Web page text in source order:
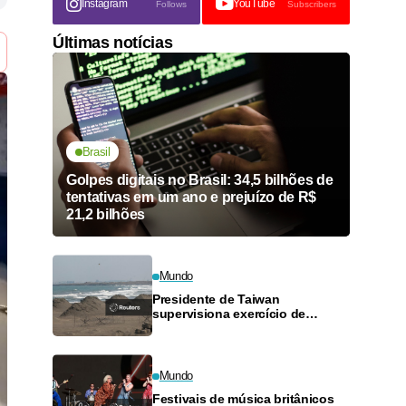
Instagram Follows YouTube Subscribers
Últimas notícias
Brasil
Golpes digitais no Brasil: 34,5 bilhões de
tentativas em um ano e prejuízo de R$
21,2 bilhões
Mundo
Presidente de Taiwan
supervisiona exercício de
Mundo
Festivais de música britânicos